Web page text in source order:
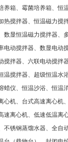
箱、霉菌培养箱、恒
搅拌器、恒温磁力
显恒温磁力搅拌器、
动搅拌器、数显电
拌器、六联电动搅
搅拌器、超级恒温
仪、恒温沙浴、恒
机、台式高速离心
速离心机、低速低温
锈钢蒸馏水器、全